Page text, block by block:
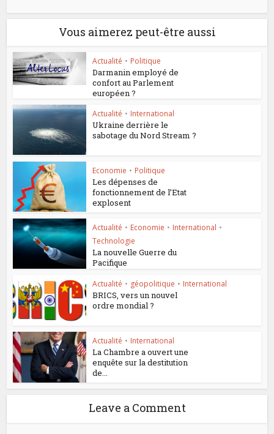
Vous aimerez peut-être aussi
Actualité • Politique
Darmanin employé de
confort au Parlement
européen ?
Actualité • International
Ukraine derrière le
sabotage du Nord Stream ?
Economie • Politique
Les dépenses de
fonctionnement de l’Etat
explosent
Actualité • Economie • International •
Technologie
La nouvelle Guerre du
Pacifique
Actualité • géopolitique • International
BRICS, vers un nouvel
ordre mondial ?
Actualité • International
La Chambre a ouvert une
enquête sur la destitution
de...
Leave a Comment